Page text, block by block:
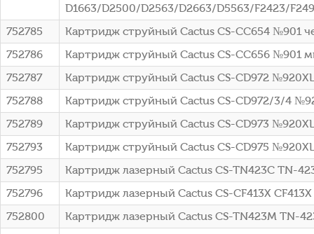
D1663/D2500/D2563/D2663/D5563/F2423/
752785
Картридж струйный Cactus CS-CC654 №901
752786
Картридж струйный Cactus CS-CC656 №901
752787
Картридж струйный Cactus CS-CD972
752788
Картридж струйный Cactus CS-CD972/3/4
752789
Картридж струйный Cactus CS-CD973
752793
Картридж струйный Cactus CS-CD975
752795
Картридж лазерный Cactus CS-TN423C TN-
752796
Картридж лазерный Cactus CS-CF413X
752800
Картридж лазерный Cactus CS-TN423M TN-